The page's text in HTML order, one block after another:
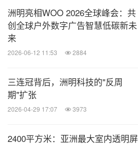
洲明亮相WOO 2026全球峰会：共
创全球户外数字广告智慧低碳新未
来
2026-06-12 11:53 2884
三连冠背后，洲明科技的"反周
期"扩张
2026-04-29 17:07 3973
2400平方米：亚洲最大室内透明屏